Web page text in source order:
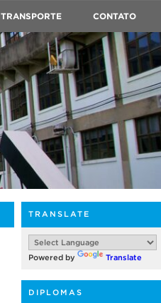
TRANSPORTE CONTATO
TRANSLATE
Powered by Translate
DIPLOMAS